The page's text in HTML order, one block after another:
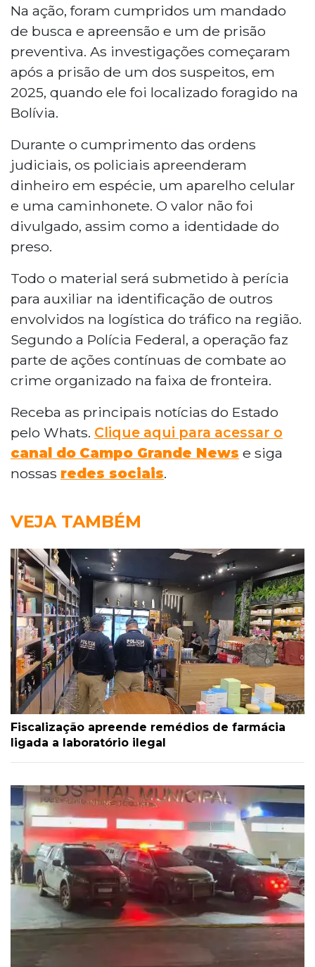
(7) a Operação Pater Finium em Corumbá (MS)
para combater o tráfico de cocaína vindo da
Bolívia. Foram cumpridos mandados de busca
e apreensão e prisão preventiva. Os policiais
apreenderam dinheiro, celular e uma
caminhonete. O material será periciado para
identificar outros envolvidos na logística do
Na ação, foram cumpridos um mandado
de busca e apreensão e um de prisão
preventiva. As investigações começaram
após a prisão de um dos suspeitos, em
2025, quando ele foi localizado foragido na
Bolívia.
Durante o cumprimento das ordens
judiciais, os policiais apreenderam
dinheiro em espécie, um aparelho celular
e uma caminhonete. O valor não foi
divulgado, assim como a identidade do
preso.
Todo o material será submetido à perícia
para auxiliar na identificação de outros
envolvidos na logística do tráfico na região.
Segundo a Polícia Federal, a operação faz
parte de ações contínuas de combate ao
crime organizado na faixa de fronteira.
Receba as principais notícias do Estado
pelo Whats. Clique aqui para acessar o
canal do Campo Grande News e siga
nossas redes sociais.
VEJA TAMBÉM
Fiscalização apreende remédios de farmácia
ligada a laboratório ilegal